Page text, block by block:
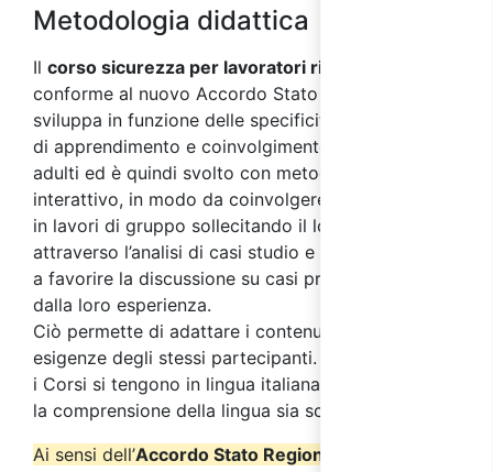
Metodologia didattica
Il corso sicurezza per lavoratori rischio basso
conforme al nuovo Accordo Stato Regioni 2025,
sviluppa in funzione delle specificità dei processi
di apprendimento e coinvolgimento tipici degli
adulti ed è quindi svolto con metodo altamente
interattivo, in modo da coinvolgere i partecipanti
in lavori di gruppo sollecitando il loro interesse
attraverso l’analisi di casi studio e simulazioni volte
a favorire la discussione su casi pratici provenienti
dalla loro esperienza.
Ciò permette di adattare i contenuti del corso alle
esigenze degli stessi partecipanti. Ricordiamo che
i Corsi si tengono in lingua italiana ed è necessaria
la comprensione della lingua sia scritta che orale.
Ai sensi dell’Accordo Stato Regioni del 17/4/2025